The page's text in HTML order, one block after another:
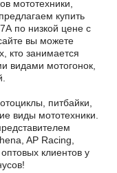
мототехники,
купить
по низкой цене с
вы можете
кто занимается
видами мотогонок,
питбайки,
виды мототехники.
AP Racing,
клиентов у